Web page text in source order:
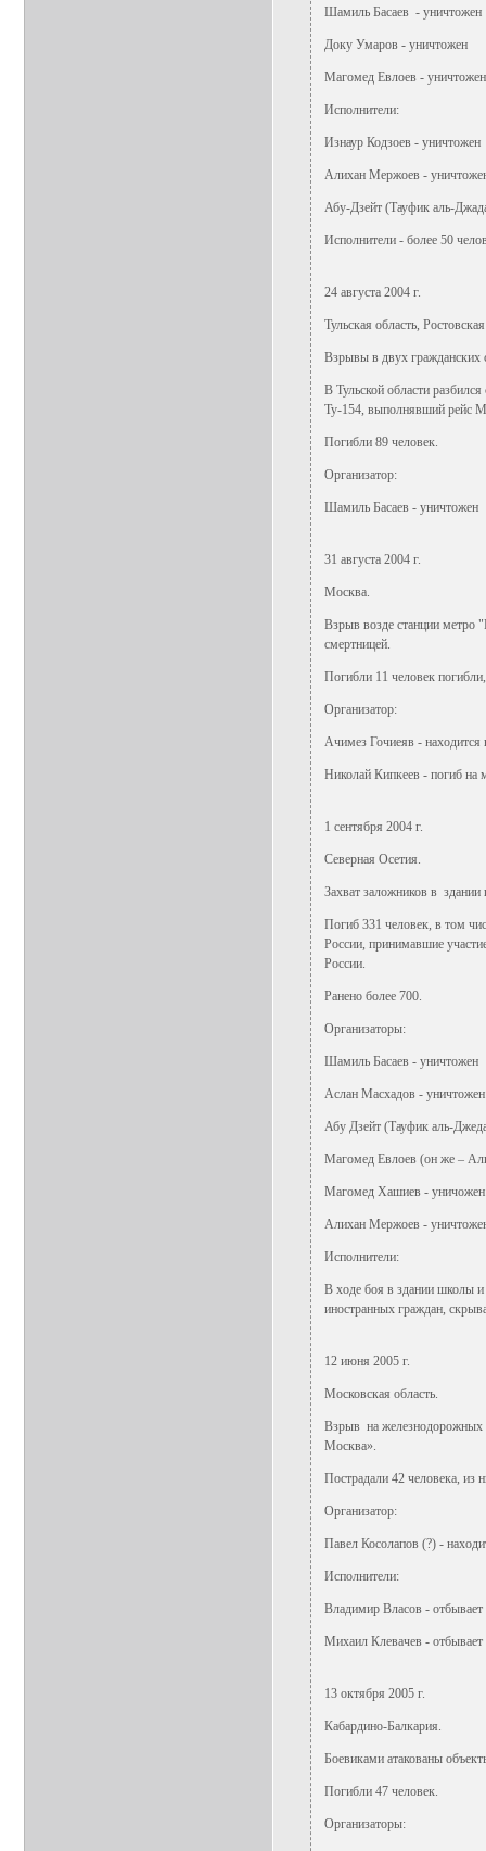
Шамиль Басаев - уничтожен
Доку Умаров - уничтожен
Магомед Евлоев - уничтожен
Исполнители:
Изнаур Кодзоев - уничтожен
Алихан Мержоев -
Абу-Дзейт (Тауфик аль-
Исполнители - более 50
24 августа 2004 г.
Тульская область,
Взрывы в двух гражданских
В Тульской области
Ту-154, выполнявший рейс
Погибли 89 человек.
Организатор:
Шамиль Басаев - уничтожен
31 августа 2004 г.
Москва.
Взрыв возде станции метро
смертницей.
Погибли 11 человек
Организатор:
Ачимез Гочиеяв - находится
Николай Кипкеев - погиб на
1 сентября 2004 г.
Северная Осетия.
Захват заложников в
Погиб 331 человек, в том
России, принимавшие
России.
Ранено более 700.
Организаторы:
Шамиль Басаев - уничтожен
Аслан Масхадов - уничтожен
Абу Дзейт (Тауфик аль-
Магомед Евлоев (он же –
Магомед Хашиев - уничожен
Алихан Мержоев -
Исполнители:
В ходе боя в здании школы и
иностранных граждан,
12 июня 2005 г.
Московская область.
Взрыв на железнодорожных
Москва».
Пострадали 42 человека, из
Организатор:
Павел Косолапов (?) -
Исполнители:
Владимир Власов - отбывает
Михаил Клевачев - отбывает
13 октября 2005 г.
Кабардино-Балкария.
Боевиками атакованы
Погибли 47 человек.
Организаторы: